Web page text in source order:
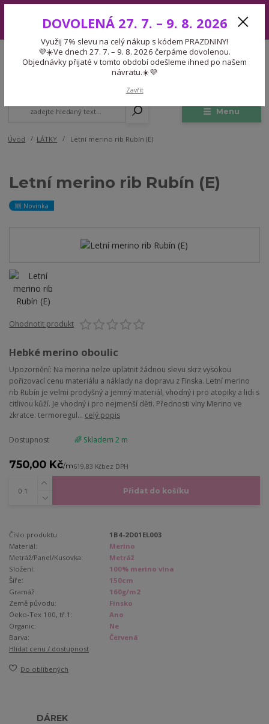
7. – 9. 8. 2026 čerpáme dovolenou. Objednávky přijaté v tomto období
odešleme ihned po našem návratu.☀️💜
Menu
CZK
Expedice 775 866 913
Po-Čt 9-15:30 Pá 9-14:30 Pauza 13-13:45
Úvod LÁTKY Letní merino rib Rubín (E)
Letní merino rib Rubín (E)
🆕 Novinka
Ohodnotit produkt
Hebké merino oboulic
Upozornění: Na merina nelze uplatnit žádnou slevu skrz vysokou
pořizovací cenu materiálu a náklady na dopravu z Finska. Letní merino
rib Rubín je velmi prodyšný a jemný materiál, vhodný i pro atopiky a lidi s
citlivou kůží. Je vhodný i pro nejmenší děti. Přednosti vlny Merino ve
zkratce: termoregul... celý popis
Dostupnost 🌈 Skladem 2 m
750,00 Kč/m619,83 Kčbez DPH
Přidat do košíku
Číslo produktu:
1B4-2D01EL003
Materiál:
Merino
Metráž/Panel/Kusovka:
Metráž
Složení:
100% merino vlna
Šíře:
150cm
Gramáž:
160g/m2
Země původu:
Finsko
Oeko-Tex 100, tř.1:
Ano
Organic:
Ne
Barva:
Červená
Hlídat cenu / dostupnost
Do oblíbených
DÁREK
DOVOLENÁ 27. 7. – 9. 8. 2026
Využij 7% slevu na celý nákup s kódem PRAZDNINY!
💜☀️Ve dnech 27. 7. – 9. 8. 2026 čerpáme dovolenou.
Objednávky přijaté v tomto období odešleme ihned po našem
návratu.☀️💜
Zavřít